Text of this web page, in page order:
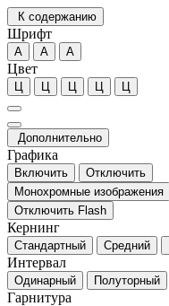
К содержанию
Шрифт
А А А
Цвет
Ц Ц Ц Ц Ц
Дополнительно
Графика
Включить
Отключить
Монохромные изображения
Отключить Flash
Кернинг
Стандартный Средний
Интервал
Одинарный Полуторный
Гарнитура